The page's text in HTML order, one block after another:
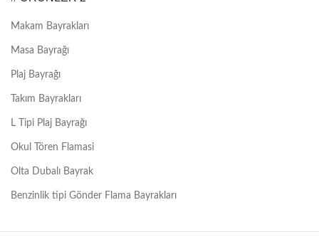
Makam Bayrakları
Masa Bayrağı
Plaj Bayrağı
Takım Bayrakları
L Tipi Plaj Bayrağı
Okul Tören Flamasi
Olta Dubalı Bayrak
Benzinlik tipi Gönder Flama Bayrakları